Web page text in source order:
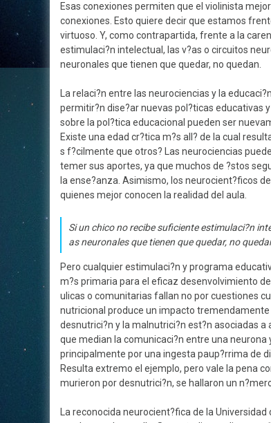
Esas conexiones permiten que el violinista
conexiones. Esto quiere decir que estamos
virtuoso. Y, como contrapartida, frente a la
estimulaci?n intelectual, las v?as o circuitos
neuronales que tienen que quedar, no quedan.
La relaci?n entre las neurociencias y la
permitir?n dise?ar nuevas pol?ticas educativas
sobre la pol?tica educacional pueden ser
Existe una edad cr?tica m?s all? de la cual
s f?cilmente que otros? Las neurociencias
temer sus aportes, ya que muchos de ?stos
la ense?anza. Asimismo, los neurocient?ficos
quienes mejor conocen la realidad del aula.
Si un chico no recibe suficiente estimulaci?n
as neuronales que tienen que quedar, no
Pero cualquier estimulaci?n y programa
m?s primaria para el eficaz desenvolvimiento
ulicas o comunitarias fallan no por cuestiones
nutricional produce un impacto tremendamente
desnutrici?n y la malnutrici?n est?n asociadas
que median la comunicaci?n entre una
principalmente por una ingesta paup?rrima de
Resulta extremo el ejemplo, pero vale la pena
murieron por desnutrici?n, se hallaron un
La reconocida neurocient?fica de la